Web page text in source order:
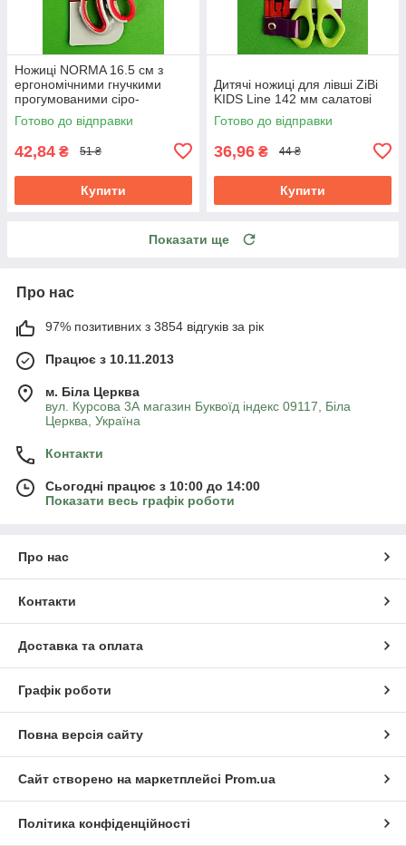
Ножиці NORMA 16.5 см з
ергономічними гнучкими
прогумованими сіро-
червоними ручками 1.8 мм
Готово до відправки
42,84 ₴ 51 ₴
Купити
Дитячі ножиці для лівші ZiBi
KIDS Line 142 мм салатові
Готово до відправки
36,96 ₴ 44 ₴
Купити
Показати ще
Про нас
97% позитивних з 3854 відгуків за рік
Працює з 10.11.2013
м. Біла Церква
вул. Курсова 3А магазин Буквоїд індекс 09117, Біла
Церква, Україна
Контакти
Сьогодні працює з 10:00 до 14:00
Показати весь графік роботи
Про нас
Контакти
Доставка та оплата
Графік роботи
Повна версія сайту
Сайт створено на маркетплейсі Prom.ua
Політика конфіденційності